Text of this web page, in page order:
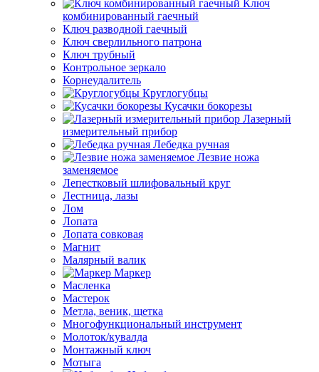
Ключ
комбинированный гаечный
Ключ разводной гаечный
Ключ сверлильного патрона
Ключ трубный
Контрольное зеркало
Корнеудалитель
Круглогубцы
Кусачки бокорезы
Лазерный
измерительный прибор
Лебедка ручная
Лезвие ножа
заменяемое
Лепестковый шлифовальный круг
Лестница, лазы
Лом
Лопата
Лопата совковая
Магнит
Малярный валик
Маркер
Масленка
Мастерок
Метла, веник, щетка
Многофункциональный инструмент
Молоток/кувалда
Монтажный ключ
Мотыга